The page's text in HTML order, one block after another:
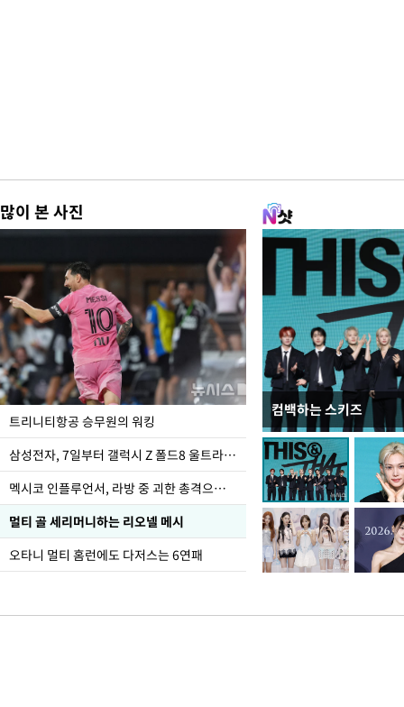
많이 본 사진
트리니티항공 승무원의 워킹
삼성전자, 7일부터 갤럭시 Z 폴드8 울트라·폴드8·플립8 출시
멕시코 인플루언서, 라방 중 괴한 총격으로 사망
멀티 골 세리머니하는 리오넬 메시
오타니 멀티 홈런에도 다저스는 6연패
컴백하는 스키즈
입추 하루 앞둔 전남
폭염